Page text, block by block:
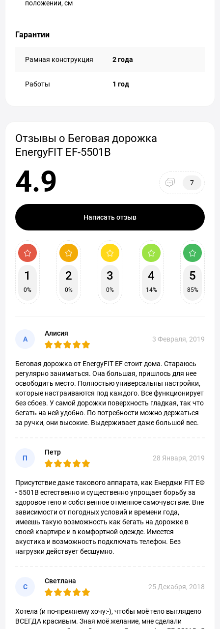
положении, см
Гарантии
Рамная конструкция 2 года
Работы 1 год
Отзывы о Беговая дорожка
EnergyFIT EF-5501В
4.9 7
Написать отзыв
1
0%
2
0%
3
0%
4
14%
5
85%
А
Алисия
3 Февраля, 2019
Беговая дорожка от EnergyFIT EF стоит дома. Стараюсь
регулярно заниматься. Она большая, пришлось для нее
освободить место. Полностью универсальны настройки,
которые настраиваются под каждого. Все функционирует
без сбоев. У самой дорожки поверхность гладкая, так что
бегать на ней удобно. По потребности можно держаться
за ручки, они высокие. Выдерживает даже большой вес.
П
Петр
28 Января, 2019
Присутствие даже такового аппарата, как Енерджи FIT ЕФ
- 5501B естественно и существенно упрощает борьбу за
здоровое тело и собственное отменное самочувствие. Вне
зависимости от погодных условий и времени года,
имеешь такую возможность как бегать на дорожке в
своей квартире и в комфортной одежде. Имеется
акустика и возможность подключать телефон. Без
нагрузки действует бесшумно.
С
Светлана
25 Декабря, 2018
Хотела (и по-прежнему хочу:-), чтобы моё тело выглядело
ВСЕГДА красивым. Зная моё желание, мне сделали